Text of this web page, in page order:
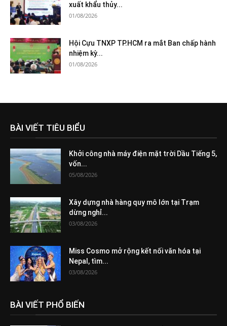
xuất khẩu thủy...
01/08/2026
Hội Cựu TNXP TP.HCM ra mắt Ban chấp hành
nhiệm kỳ...
01/08/2026
BÀI VIẾT TIÊU BIỂU
Khởi công nhà máy điện mặt trời Dầu Tiếng 5,
vốn...
05/08/2026
Xây dựng nhà hàng quy mô lớn tại Trạm
dừng nghỉ...
03/08/2026
Miss Cosmo mở rộng kết nối văn hóa tại
Nepal, tìm...
03/08/2026
BÀI VIẾT PHỔ BIẾN